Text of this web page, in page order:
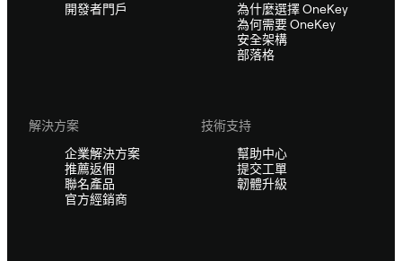
開發者門戶
為什麼選擇 OneKey
為何需要 OneKey
安全架構
部落格
解決方案
企業解決方案
推薦返佣
聯名產品
官方經銷商
技術支持
幫助中心
提交工單
韌體升級